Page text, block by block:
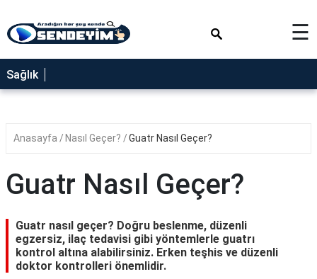
SAĞLIK
NEDİR
YEMEK
RÜYA
GEZİLECEK
YERLER
BLOG
☰
Sağlık
Anasayfa Nasıl Geçer? Guatr Nasıl Geçer?
Guatr Nasıl Geçer?
Guatr nasıl geçer? Doğru beslenme, düzenli
egzersiz, ilaç tedavisi gibi yöntemlerle guatrı
kontrol altına alabilirsiniz. Erken teşhis ve düzenli
doktor kontrolleri önemlidir.